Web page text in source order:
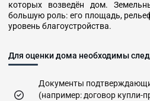
которых возведён дом.
большую роль: его площадь,
уровень благоустройства.
Для оценки дома необходимы
Документы
(например: договор купли-